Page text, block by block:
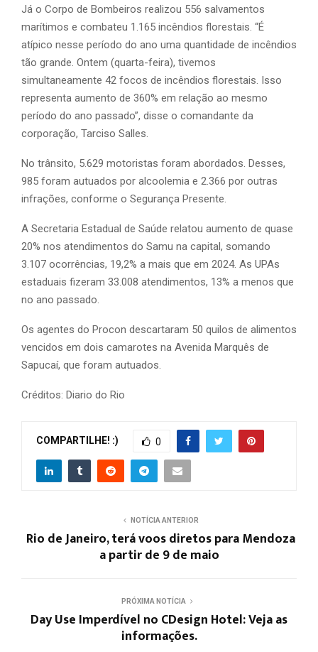
Já o Corpo de Bombeiros realizou 556 salvamentos
marítimos e combateu 1.165 incêndios florestais. “É
atípico nesse período do ano uma quantidade de incêndios
tão grande. Ontem (quarta-feira), tivemos
simultaneamente 42 focos de incêndios florestais. Isso
representa aumento de 360% em relação ao mesmo
período do ano passado”, disse o comandante da
corporação, Tarciso Salles.
No trânsito, 5.629 motoristas foram abordados. Desses,
985 foram autuados por alcoolemia e 2.366 por outras
infrações, conforme o Segurança Presente.
A Secretaria Estadual de Saúde relatou aumento de quase
20% nos atendimentos do Samu na capital, somando
3.107 ocorrências, 19,2% a mais que em 2024. As UPAs
estaduais fizeram 33.008 atendimentos, 13% a menos que
no ano passado.
Os agentes do Procon descartaram 50 quilos de alimentos
vencidos em dois camarotes na Avenida Marquês de
Sapucaí, que foram autuados.
Créditos: Diario do Rio
COMPARTILHE! :) 0
NOTÍCIA ANTERIOR
Rio de Janeiro, terá voos diretos para Mendoza
a partir de 9 de maio
PRÓXIMA NOTÍCIA
Day Use Imperdível no CDesign Hotel: Veja as
informações.